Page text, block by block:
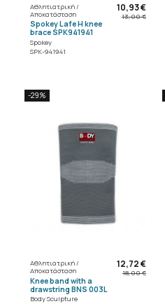
Αθλητιατρική /
Αποκατάσταση
Spokey Lafe H knee
brace SPK941941
Spokey
SPK-941941
10,93 €
13,00 €
-29%
Αθλητιατρική /
Αποκατάσταση
Knee band with a
drawstring BNS 003L
Body Sculpture
12,72 €
18,00 €